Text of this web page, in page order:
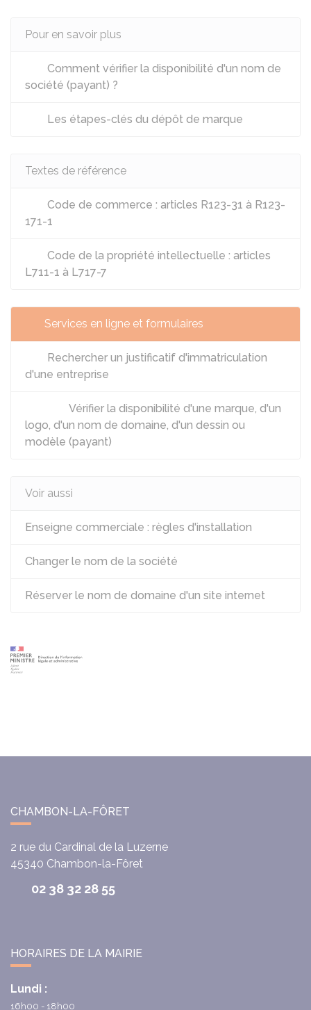
Pour en savoir plus
Comment vérifier la disponibilité d'un nom de
société (payant) ?
Les étapes-clés du dépôt de marque
Textes de référence
Code de commerce : articles R123-31 à R123-
171-1
Code de la propriété intellectuelle : articles
L711-1 à L717-7
Services en ligne et formulaires
Rechercher un justificatif d'immatriculation
d'une entreprise
Vérifier la disponibilité d'une marque, d'un
logo, d'un nom de domaine, d'un dessin ou
modèle (payant)
Voir aussi
Enseigne commerciale : règles d'installation
Changer le nom de la société
Réserver le nom de domaine d'un site internet
CHAMBON-LA-FÔRET
2 rue du Cardinal de la Luzerne
45340 Chambon-la-Fôret
02 38 32 28 55
HORAIRES DE LA MAIRIE
Lundi :
16h00 - 18h00